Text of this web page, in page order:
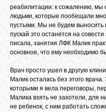
БИБЛИОТЕКА
ФОРУМ
ГОСТЕВАЯ
О САЙТЕ
реабилитации: к сожалению, мы
людьми, которые пообещали
пустыми. Мы не будем выносить
пускай это останется на
писала, занятия ЛФК Малик
основное, что ему необходимо
Врач просто ушел в другую
Малик осталась без этого
которыми я вела переговоры,
Малика взять не захотели, для
не ребенок, с ним работать